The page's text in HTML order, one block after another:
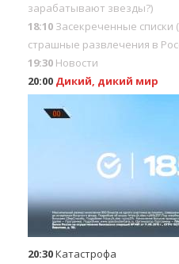
зарабатывают звезды?)
18:10 Заcекрeченные списки
страшные развлечения в
19:30 Новости
20:00 Дикий, дикий мир
20:30Катастрофа